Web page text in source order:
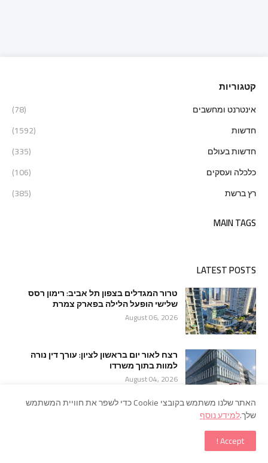
קטגוריות
אינטרנט ומחשבים
(78)
חדשות
(1592)
חדשות בעולם
(335)
כלכלה ועסקים
(106)
רץ ברשת
(385)
MAIN TAGS
LATEST POSTS
טרור המגדלים בצפון תל אביב: רימון רסס
שלישי הופעל הלילה בפארק צמרת
August 06, 2026
רצח לאור יום בראשון לציון: עורך דין נורה
למוות בתוך משרדו
August 04, 2026
האתר שלנו משתמש בקובצי Cookie כדי לשפר את חוויית המשתמש
שלך.למידע נוסף
Accept !